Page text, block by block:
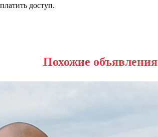
доступ.
Похожие объявления